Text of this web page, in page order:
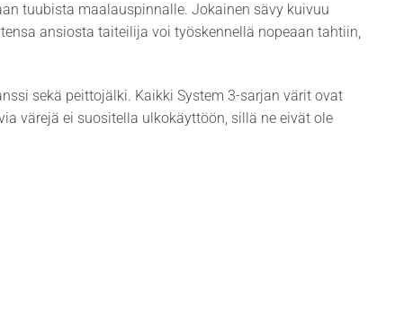
tuubista maalauspinnalle. Jokainen sävy kuivuu
ansiosta taiteilija voi työskennellä nopeaan tahtiin,
sekä peittojälki. Kaikki System 3-sarjan värit ovat
värejä ei suositella ulkokäyttöön, sillä ne eivät ole